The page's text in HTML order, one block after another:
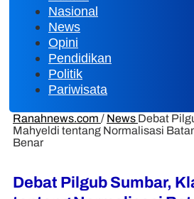
Nasional
News
Opini
Pendidikan
Politik
Pariwisata
Ranahnews.com / News Debat
Mahyeldi tentang Normalisasi
Benar
Debat Pilgub Sumbar,